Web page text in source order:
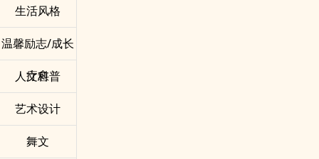
生活风格
温馨励志/成长
疗愈
人文科普
艺术设计
舞文